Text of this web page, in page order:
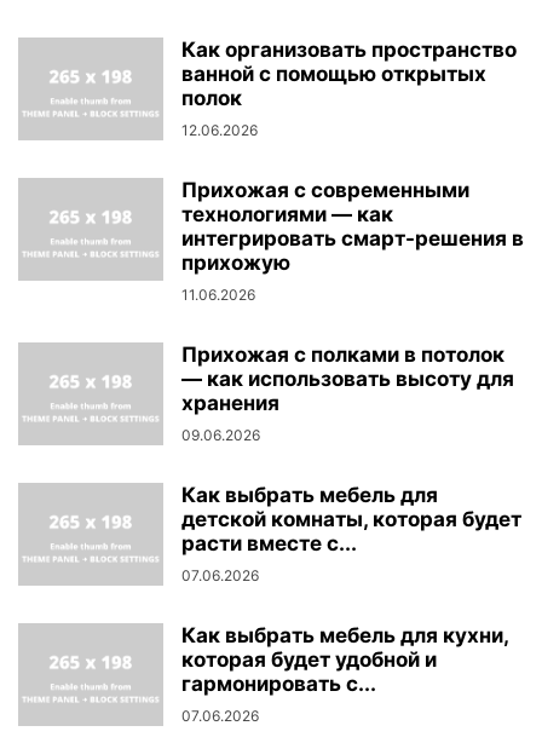
Как организовать пространство
ванной с помощью открытых
полок
12.06.2026
Прихожая с современными
технологиями — как
интегрировать смарт-решения в
прихожую
11.06.2026
Прихожая с полками в потолок
— как использовать высоту для
хранения
09.06.2026
Как выбрать мебель для
детской комнаты, которая будет
расти вместе с...
07.06.2026
Как выбрать мебель для кухни,
которая будет удобной и
гармонировать с...
07.06.2026